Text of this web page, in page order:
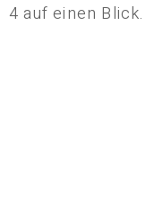
4 auf einen Blick.